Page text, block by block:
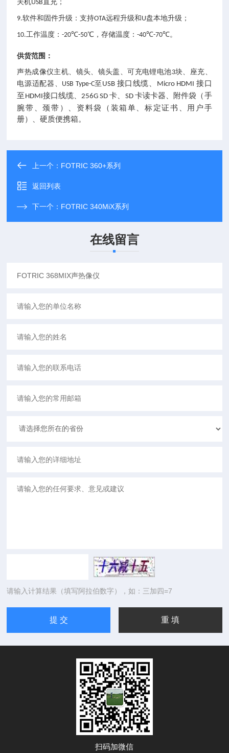
关机USB直充；
9.软件和固件升级：支持OTA远程升级和 U盘本地升级；
10.工作温度：-20℃-50℃，存储温度：-40℃-70℃。
供货范围：
声热成像仪主机、镜头、镜头盖、可充电锂电池3块、座充、
电源适配器、 USB Type-C至 USB 接口线缆、 Micro HDMI 接口
至 HDMI接口线缆、 256G SD卡、 SD 卡读卡器、附件袋（手
腕带
、颈带 ）、资料袋（装箱单、标定证书、用户手
册）、硬质便携箱。
上一个： FOTRIC 360+系列
返回列表
下一个： FOTRIC 340MiX系列
在线留言
请输入计算结果（填写阿拉伯数字），如：三加四=7
扫码加微信